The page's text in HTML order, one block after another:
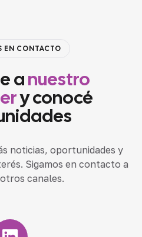
EN CONTACTO
anuestro
y conocé
noticias, oportunidades y
Sigamos en contacto a
canales.